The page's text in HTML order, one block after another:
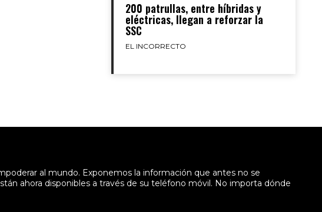
200 patrullas, entre híbridas y
eléctricas, llegan a reforzar la
SSC
EL INCORRECTO
al mundo. Exponemos la información que antes no se
ahora disponibles a través de su teléfono móvil. No importa dónde